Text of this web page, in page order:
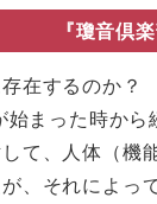
『瓊音倶
在するのか？
まった時から
て、人体（機
、それによっ